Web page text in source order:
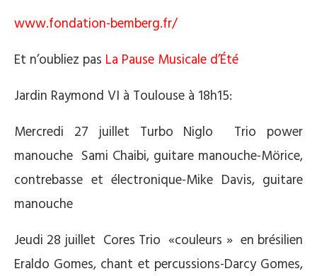
www.fondation-bemberg.fr/
Et n’oubliez pas La Pause Musicale d’Été
Jardin Raymond VI à Toulouse à 18h15:
Mercredi 27 juillet Turbo Niglo Trio power
manouche Sami Chaibi, guitare manouche-Mörice,
contrebasse et électronique-Mike Davis, guitare
manouche
Jeudi 28 juillet Cores Trio «couleurs » en brésilien
Eraldo Gomes, chant et percussions-Darcy Gomes,